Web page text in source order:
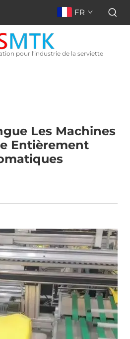
FR
pour l'industrie de la serviette
Les Machines
Entièrement